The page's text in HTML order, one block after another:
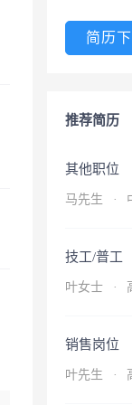
简历
推荐简历
其他职位
马先生 ·
技工/普工
叶女士 ·
销售岗位
叶先生 ·